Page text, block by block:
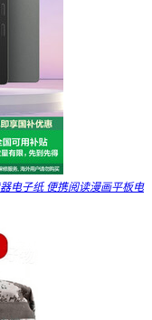
电子纸 便携阅读漫画平板电